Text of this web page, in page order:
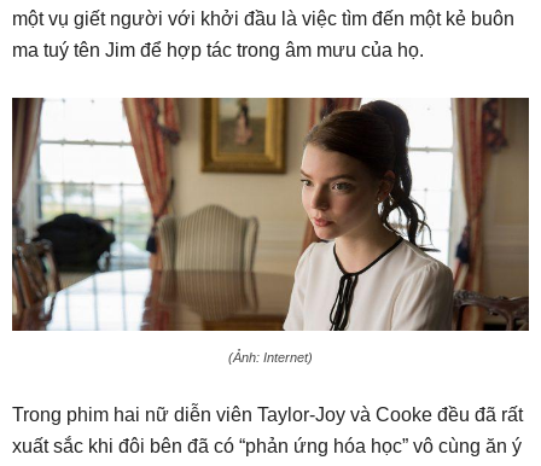
một vụ giết người với khởi đầu là việc tìm đến một kẻ buôn
ma tuý tên Jim để hợp tác trong âm mưu của họ.
(Ảnh: Internet)
Trong phim hai nữ diễn viên Taylor-Joy và Cooke đều đã rất
xuất sắc khi đôi bên đã có “phản ứng hóa học” vô cùng ăn ý